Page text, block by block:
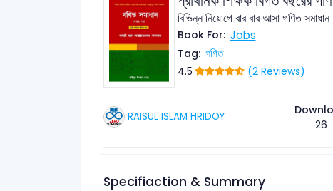
বিভিন্ন নিয়োগে বার বার আসা গণিত সমাধান
Book For: Jobs
Tag: গণিত
4.5 (2 Reviews)
RAISUL ISLAM HRIDOY
26
Specifiaction & Summary